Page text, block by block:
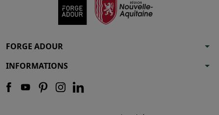
FORGE ADOUR arrow_drop_down
INFORMATIONS arrow_drop_down